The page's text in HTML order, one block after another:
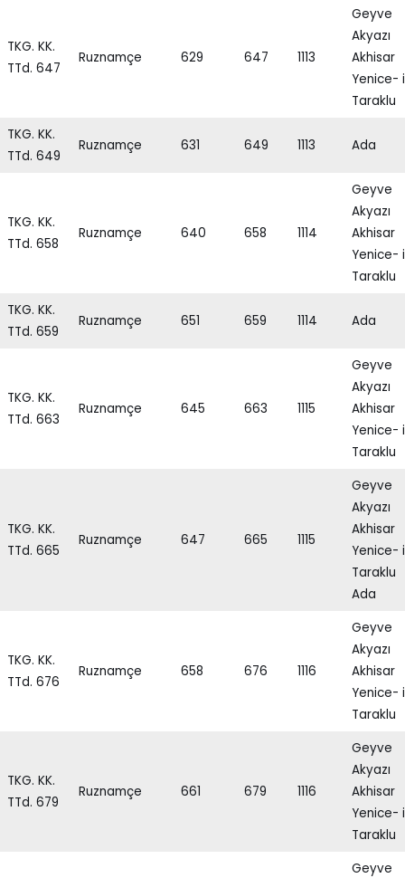
TKG. KK.
TTd. 647
Ruznamçe 629 647 1113
Geyve
Akyazı
Akhisar
Yenice- i
Taraklu
TKG. KK.
TTd. 649
Ruznamçe 631 649 1113 Ada
TKG. KK.
TTd. 658
Ruznamçe 640 658 1114
Geyve
Akyazı
Akhisar
Yenice- i
Taraklu
TKG. KK.
TTd. 659
Ruznamçe 651 659 1114 Ada
TKG. KK.
TTd. 663
Ruznamçe 645 663 1115
Geyve
Akyazı
Akhisar
Yenice- i
Taraklu
TKG. KK.
TTd. 665
Ruznamçe 647 665 1115
Geyve
Akyazı
Akhisar
Yenice- i
Taraklu
Ada
TKG. KK.
TTd. 676
Ruznamçe 658 676 1116
Geyve
Akyazı
Akhisar
Yenice- i
Taraklu
TKG. KK.
TTd. 679
Ruznamçe 661 679 1116
Geyve
Akyazı
Akhisar
Yenice- i
Taraklu
Geyve